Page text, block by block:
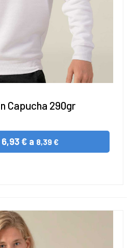
Capucha 290gr
6,93 € a 8,39 €